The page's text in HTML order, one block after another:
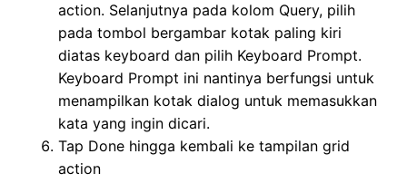
action. Selanjutnya pada kolom Query, pilih
pada tombol bergambar kotak paling kiri
diatas keyboard dan pilih Keyboard Prompt.
Keyboard Prompt ini nantinya berfungsi untuk
menampilkan kotak dialog untuk memasukkan
kata yang ingin dicari.
Tap Done hingga kembali ke tampilan grid
action